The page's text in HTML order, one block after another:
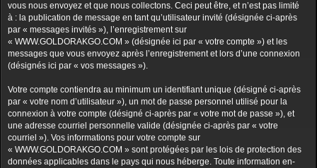
vous nous envoyez et que nous collectons. Ceci peut être, et n’est pas limité
à : la publication de message en tant qu’utilisateur invité (désignée ci-après
par « messages invités »), l’enregistrement sur
« WWW.GOLDORAKGO.COM » (désignée ici par « votre compte ») et les
messages que vous envoyez après l’enregistrement et lors d’une connexion
(désignés ici par « vos messages »).
Votre compte contiendra au minimum un identifiant unique (désigné ci-après
par « votre nom d’utilisateur »), un mot de passe personnel utilisé pour la
connexion à votre compte (désigné ci-après par « votre mot de passe »), et
une adresse courriel personnelle valide (désignée ci-après par « votre
courriel »). Vos informations pour votre compte sur
« WWW.GOLDORAKGO.COM » sont protégées par les lois de protection des
données applicables dans le pays qui nous héberge. Toute information en-